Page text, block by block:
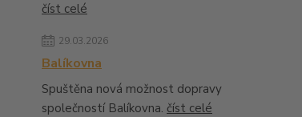
číst celé
29.03.2026
Balíkovna
Spuštěna nová možnost dopravy
společností Balíkovna. číst celé